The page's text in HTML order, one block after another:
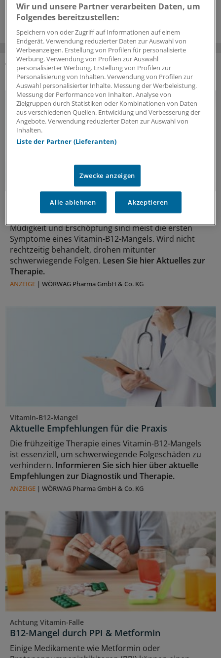
18.06.2026
DAS KÖNNTE SIE AUCH INTERESSIEREN
Fatal verkannt
Vitamin-B12-Mangel frühzeitig behandeln!
Müdigkeit und Erschöpfung sind meist die ersten
Symptome eines Vitamin-B12-Mangels. Wird nicht
rechtzeitig behandelt, drohen mitunter
schwerwiegende Folgen. Lesen Sie hier Aktuelles zur
Therapie.
ANZEIGE | WÖRWAG Pharma GmbH & Co. KG
Vitamin-B12-Mangel
Aktuelle Empfehlungen für die Praxis
Die frühzeitige Therapie eines Vitamin-B12-Mangels
ist essenziell, um schwerwiegende Folgeschäden zu
verhindern. Informieren Sie sich hier über aktuelle
Empfehlungen zur Diagnostik und Therapie.
ANZEIGE | WÖRWAG Pharma GmbH & Co. KG
Achtung Vitamin-Falle
B12-Mangel durch PPI & Metformin
Einige Medikamente wie Metformin oder
Wir und unsere Partner verarbeiten Daten, um
Folgendes bereitzustellen:
Speichern von oder Zugriff auf Informationen auf einem
Endgerät. Verwendung reduzierter Daten zur Auswahl von
Werbeanzeigen. Erstellung von Profilen für personalisierte
Werbung. Verwendung von Profilen zur Auswahl
personalisierter Werbung. Erstellung von Profilen zur
Personalisierung von Inhalten. Verwendung von Profilen zur
Auswahl personalisierter Inhalte. Messung der Werbeleistung.
Messung der Performance von Inhalten. Analyse von
Zielgruppen durch Statistiken oder Kombinationen von Daten
aus verschiedenen Quellen. Entwicklung und Verbesserung der
Angebote. Verwendung reduzierter Daten zur Auswahl von
Inhalten.
Liste der Partner (Lieferanten)
Zwecke anzeigen
Alle ablehnen Akzeptieren